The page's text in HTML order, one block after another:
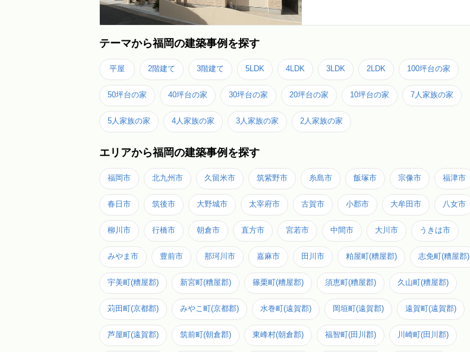
テーマから福岡の建築事例を探す
平屋 2階建て 3階建て 5LDK 4LDK 3LDK 2LDK 100坪台の家
50坪台の家 40坪台の家 30坪台の家 20坪台の家 10坪台の家 7人家族の家
5人家族の家 4人家族の家 3人家族の家 2人家族の家
エリアから福岡の建築事例を探す
福岡市 北九州市 久留米市 筑紫野市 糸島市 飯塚市 宗像市 福津市
春日市 筑後市 大野城市 太宰府市 古賀市 小郡市 大牟田市 八女市
柳川市 行橋市 朝倉市 直方市 宮若市 中間市 大川市 うきは市
みやま市 豊前市 那珂川市 嘉麻市 田川市 粕屋町(糟屋郡) 志免町(糟屋郡)
宇美町(糟屋郡) 新宮町(糟屋郡) 篠栗町(糟屋郡) 須恵町(糟屋郡) 久山町(糟屋郡)
苅田町(京都郡) みやこ町(京都郡) 水巻町(遠賀郡) 岡垣町(遠賀郡) 遠賀町(遠賀郡)
芦屋町(遠賀郡) 筑前町(朝倉郡) 東峰村(朝倉郡) 福智町(田川郡) 川崎町(田川郡)